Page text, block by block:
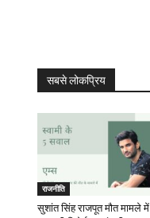
सबसे लोकप्रिय
राजनीति
सुशांत सिंह राजपूत मौत मामले में